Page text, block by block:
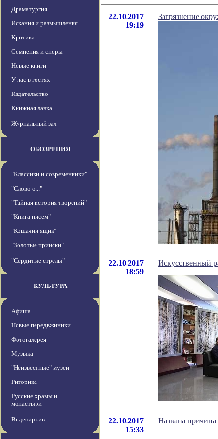
Драматургия
Искания и размышления
Критика
Сомнения и споры
Новые книги
У нас в гостях
Издательство
Книжная лавка
Журнальный зал
ОБОЗРЕНИЯ
"Классики и современники"
"Слово о..."
"Тайная история творений"
"Книга писем"
"Кошачий ящик"
"Золотые прииски"
"Сердитые стрелы"
КУЛЬТУРА
Афиша
Новые передвжиники
Фотогалерея
Музыка
"Неизвестные" музеи
Риторика
Русские храмы и
монастыри
Видеоархив
22.10.2017
19:19
Загрязнение
22.10.2017
18:59
Искусственный
22.10.2017
15:33
Названа